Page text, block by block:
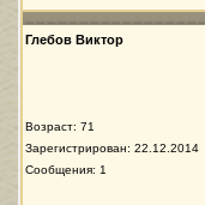
Глебов Виктор
Возраст: 71
Зарегистрирован: 22.12.2014
Сообщения: 1